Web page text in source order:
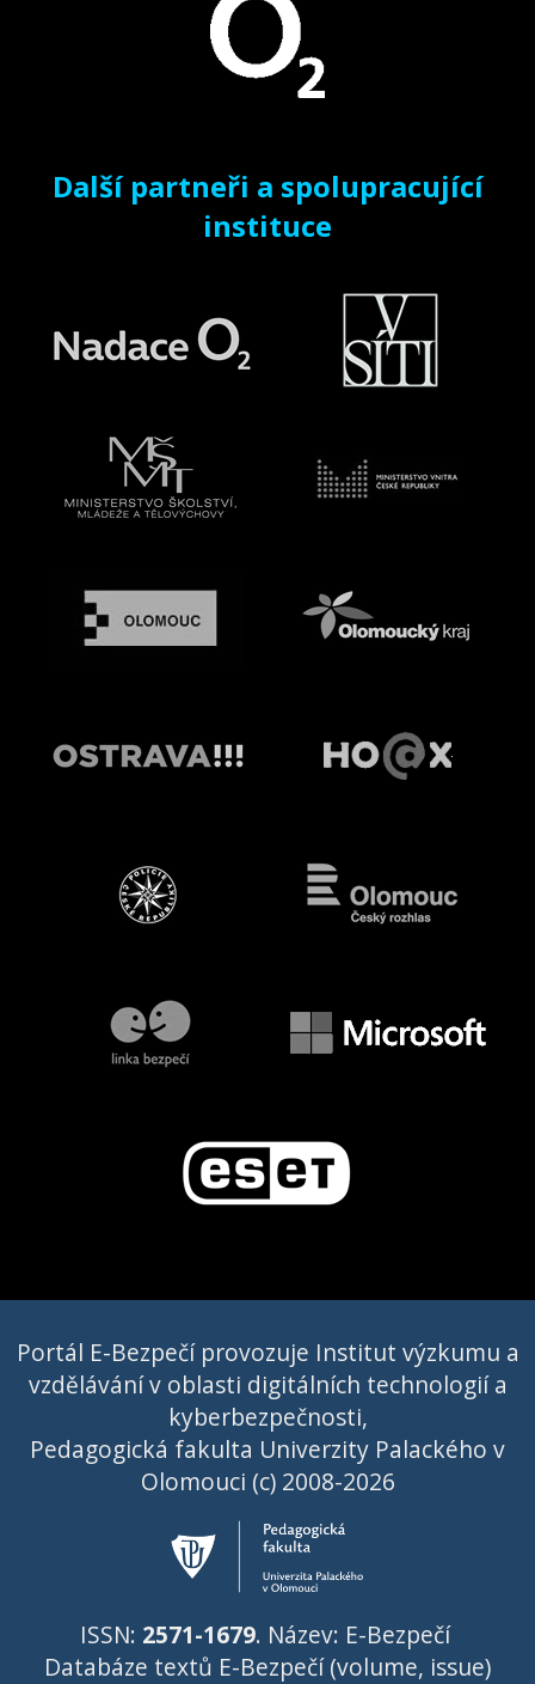
Další partneři a spolupracující
instituce
Portál E-Bezpečí provozuje Institut výzkumu a
vzdělávání v oblasti digitálních technologií a
kyberbezpečnosti,
Pedagogická fakulta Univerzity Palackého v
Olomouci (c) 2008-2026
ISSN: 2571-1679. Název: E-Bezpečí
Databáze textů E-Bezpečí (volume, issue)